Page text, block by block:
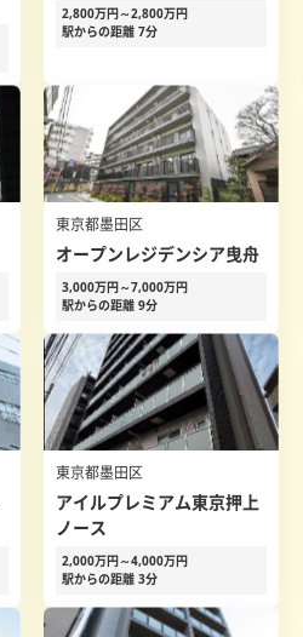
2,800万円～2,800万円
駅からの距離 7分
東京都墨田区
オープンレジデンシア曳舟
3,000万円～7,000万円
駅からの距離 9分
東京都墨田区
アイルプレミアム東京押上
ノース
2,000万円～4,000万円
駅からの距離 3分